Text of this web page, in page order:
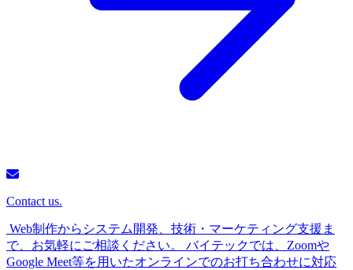
Contact us.
Web制作からシステム開発、技術・マーケティング支援ま
で、お気軽にご相談ください。 バイテックでは、Zoomや
Google Meet等を用いたオンラインでのお打ち合わせに対応